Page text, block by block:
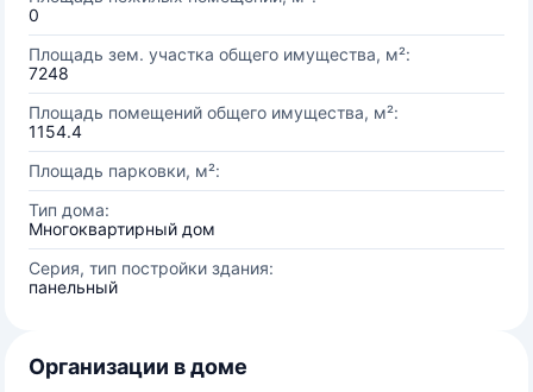
0
Площадь зем. участка общего имущества, м²:
7248
Площадь помещений общего имущества, м²:
1154.4
Площадь парковки, м²:
Тип дома:
Многоквартирный дом
Серия, тип постройки здания:
панельный
Организации в доме